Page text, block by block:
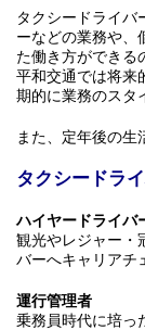
タクシードライバ
ーなどの業務や、
た働き方ができる
平和交通では将来
期的に業務のスタ
また、定年後の
タクシードラ
ハイヤードライバ
観光やレジャー・
バーへキャリアチ
運行管理者
乗務員時代に培っ